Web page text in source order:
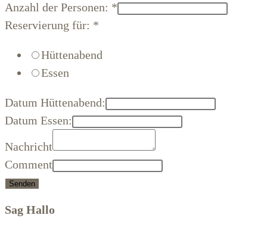
Anzahl der Personen: *
Reservierung für: *
Hüttenabend
Essen
Datum Hüttenabend:
Datum Essen:
Nachricht
Comment
Senden
Sag Hallo